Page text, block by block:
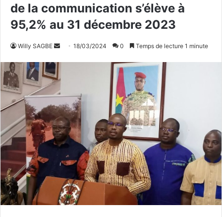
de la communication s’élève à
95,2% au 31 décembre 2023
Willy SAGBE
o
y
e
r
u
n
o
u
r
r
18/03/2024 0 Temps de lecture 1 minute